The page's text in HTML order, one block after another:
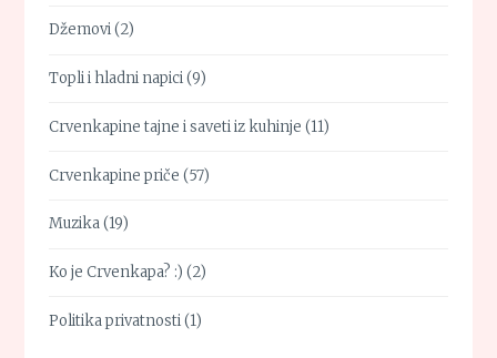
Džemovi(2)
Topli i hladni napici(9)
Crvenkapine tajne i saveti iz kuhinje (11)
Crvenkapine priče (57)
Muzika(19)
Ko je Crvenkapa? :) (2)
Politika privatnosti(1)